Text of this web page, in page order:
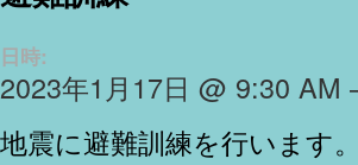
日時:
2023年1月17日 @ 9:30 AM
地震に避難訓練を行います。